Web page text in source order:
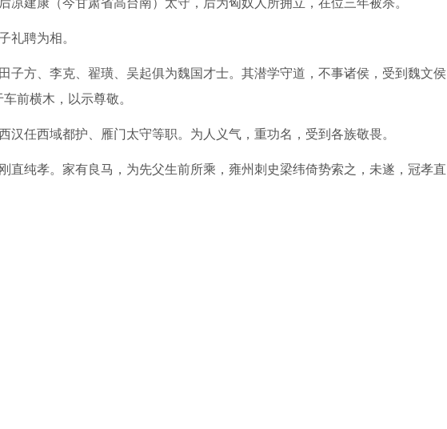
凉建康（今甘肃省高台南）太守，后为匈奴人所拥立，在位三年被杀。
礼聘为相。
子方、李克、翟璜、吴起俱为魏国才士。其潜学守道，不事诸侯，受到魏文侯
前横木，以示尊敬。
任西域都护、雁门太守等职。为人义气，重功名，受到各族敬畏。
直纯孝。家有良马，为先父生前所乘，雍州刺史梁纬倚势索之，未遂，冠孝直